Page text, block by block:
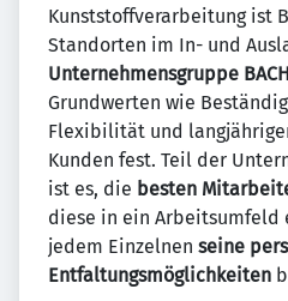
Kunststoffverarbeitung ist
Standorten im In- und
Unternehmensgruppe
Grundwerten wie
Flexibilität und
Kunden fest. Teil der
ist es, die besten
diese in ein Arbeitsumfeld
jedem Einzelnen seine
Entfaltungsmöglichkeiten